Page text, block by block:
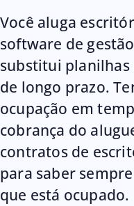
Você aluga
software de
substitui
de longo prazo.
ocupação em
cobrança do
contratos de
para saber
que está ocupado.